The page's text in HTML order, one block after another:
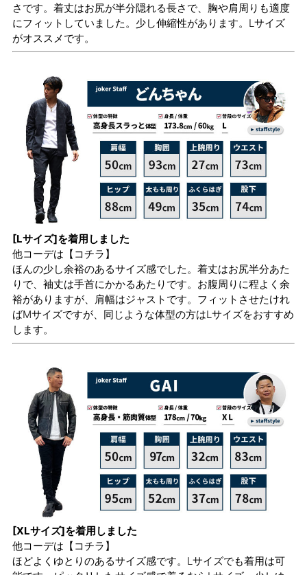
さです。着丈はお尻が半分隠れる長さで、胸や肩周りも適度
にフィットしていました。少し伸縮性があります。Lサイズ
がオススメです。
[Lサイズ]を着用しました
他コーデは 【コチラ】
ほんの少し余裕のあるサイズ感でした。着丈はお尻半分あた
りで、袖丈は手首にかかるあたりです。お腹周りに程よく余
裕がありますが、肩幅はジャストです。フィットさせたけれ
ばMサイズですが、同じような体型の方はLサイズをおすすめ
します。
[XLサイズ]を着用しました
他コーデは 【コチラ】
ほどよくゆとりのあるサイズ感です。Lサイズでも着用は可